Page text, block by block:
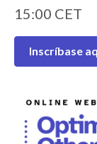
15:00 CET
Inscríbase